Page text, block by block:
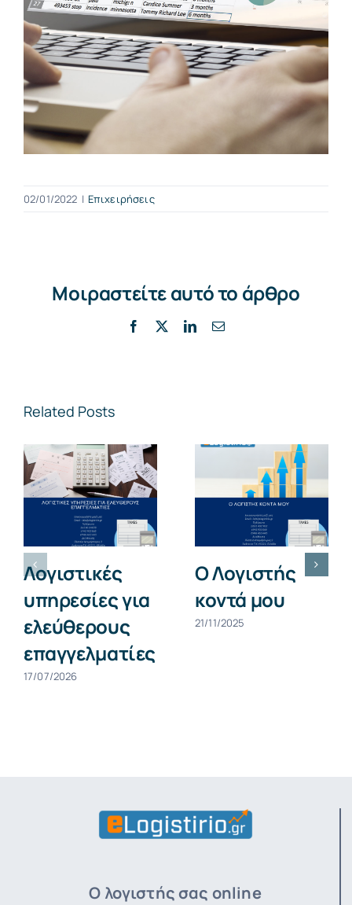
02/01/2022 | Επιχειρήσεις
Μοιραστείτε αυτό το άρθρο
Facebook LinkedInEmail
Related Posts
Λογιστικές
υπηρεσίες για
ελεύθερους
επαγγελματίες
17/07/2026
Ο Λογιστής
κοντά μου
21/11/2025
Ο λογιστής σας online